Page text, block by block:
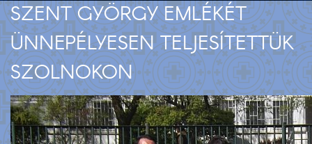
SZENT GYÖRGY EMLÉKÉT
ÜNNEPÉLYESEN TELJESÍTETTÜK
SZOLNOKON